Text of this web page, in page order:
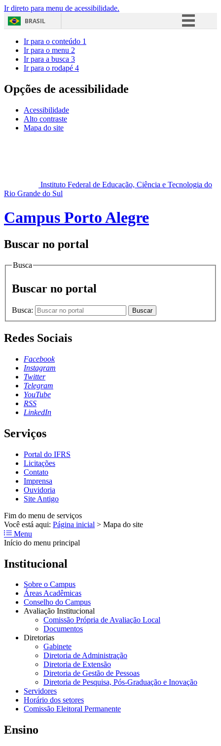
Ir direto para menu de acessibilidade.
BRASIL
Acesso à informação
Ir para o conteúdo 1
Ir para o menu 2
Ir para a busca 3
Ir para o rodapé 4
Opções de acessibilidade
Acessibilidade
Alto contraste
Mapa do site
Instituto Federal de Educação, Ciência e Tecnologia do
Rio Grande do Sul
Campus Porto Alegre
Buscar no portal
Busca
Buscar no portal
Busca: Buscar
Redes Sociais
Facebook
Instagram
Twitter
Telegram
YouTube
RSS
LinkedIn
Serviços
Portal do IFRS
Licitações
Contato
Imprensa
Ouvidoria
Site Antigo
Fim do menu de serviços
Você está aqui: Página inicial > Mapa do site
Menu
Início do menu principal
Institucional
Sobre o Campus
Áreas Acadêmicas
Conselho do Campus
Avaliação Institucional
Comissão Própria de Avaliação Local
Documentos
Diretorias
Gabinete
Diretoria de Administração
Diretoria de Extensão
Diretoria de Gestão de Pessoas
Diretoria de Pesquisa, Pós-Graduação e Inovação
Servidores
Horário dos setores
Comissão Eleitoral Permanente
Ensino